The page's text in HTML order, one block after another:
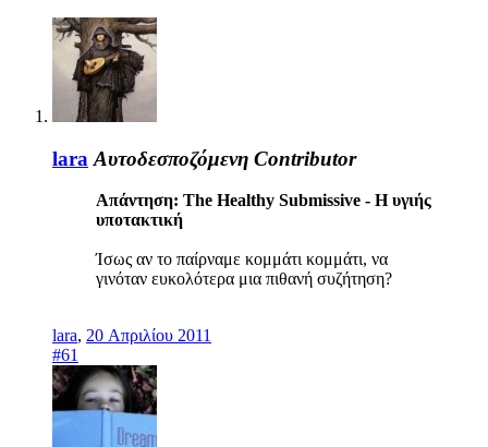
lara Αυτοδεσποζόμενη Contributor
Απάντηση: The Healthy Submissive - Η υγιής
υποτακτική
Ίσως αν το παίρναμε κομμάτι κομμάτι, να
γινόταν ευκολότερα μια πιθανή συζήτηση?
lara, 20 Απριλίου 2011
#61